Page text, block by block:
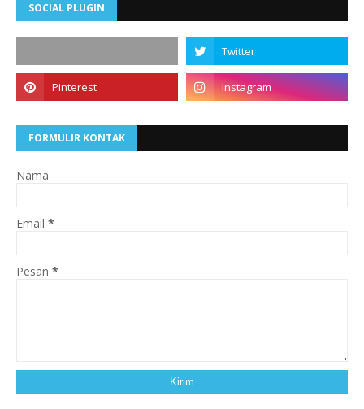
SOCIAL PLUGIN
FORMULIR KONTAK
Nama
Email *
Pesan *